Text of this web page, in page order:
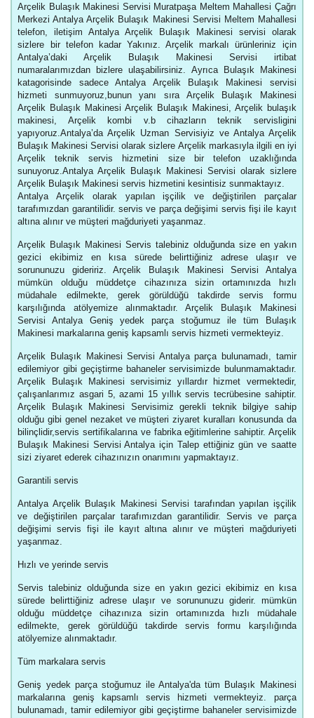
Arçelik Bulaşık Makinesi Servisi Muratpaşa Meltem Mahallesi Çağrı
Merkezi Antalya Arçelik Bulaşık Makinesi Servisi Meltem Mahallesi
telefon, iletişim Antalya Arçelik Bulaşık Makinesi servisi olarak
sizlere bir telefon kadar Yakınız. Arçelik markalı ürünleriniz için
Antalya’daki Arçelik Bulaşık Makinesi Servisi irtibat
numaralarımızdan bizlere ulaşabilirsiniz. Ayrıca Bulaşık Makinesi
katagorisinde sadece Antalya Arçelik Bulaşık Makinesi servisi
hizmeti sunmuyoruz,bunun yanı sıra Arçelik Bulaşık Makinesi
Arçelik Bulaşık Makinesi Arçelik Bulaşık Makinesi, Arçelik bulaşık
makinesi, Arçelik kombi v.b cihazların teknik servisligini
yapıyoruz.Antalya’da Arçelik Uzman Servisiyiz ve Antalya Arçelik
Bulaşık Makinesi Servisi olarak sizlere Arçelik markasıyla ilgili en iyi
Arçelik teknik servis hizmetini size bir telefon uzaklığında
sunuyoruz.Antalya Arçelik Bulaşık Makinesi Servisi olarak sizlere
Arçelik Bulaşık Makinesi servis hizmetini kesintisiz sunmaktayız.
Antalya Arçelik olarak yapılan işçilik ve değiştirilen parçalar
tarafımızdan garantilidir. servis ve parça değişimi servis fişi ile kayıt
altına alınır ve müşteri mağduriyeti yaşanmaz.
Arçelik Bulaşık Makinesi Servis talebiniz olduğunda size en yakın
gezici ekibimiz en kısa sürede belirttiğiniz adrese ulaşır ve
sorununuzu gideririz. Arçelik Bulaşık Makinesi Servisi Antalya
mümkün olduğu müddetçe cihazınıza sizin ortamınızda hızlı
müdahale edilmekte, gerek görüldüğü takdirde servis formu
karşılığında atölyemize alınmaktadır. Arçelik Bulaşık Makinesi
Servisi Antalya Geniş yedek parça stoğumuz ile tüm Bulaşık
Makinesi markalarına geniş kapsamlı servis hizmeti vermekteyiz.
Arçelik Bulaşık Makinesi Servisi Antalya parça bulunamadı, tamir
edilemiyor gibi geçiştirme bahaneler servisimizde bulunmamaktadır.
Arçelik Bulaşık Makinesi servisimiz yıllardır hizmet vermektedir,
çalışanlarımız asgari 5, azami 15 yıllık servis tecrübesine sahiptir.
Arçelik Bulaşık Makinesi Servisimiz gerekli teknik bilgiye sahip
olduğu gibi genel nezaket ve müşteri ziyaret kuralları konusunda da
bilinçlidir,servis sertifikalarına ve fabrika eğitimlerine sahiptir. Arçelik
Bulaşık Makinesi Servisi Antalya için Talep ettiğiniz gün ve saatte
sizi ziyaret ederek cihazınızın onarımını yapmaktayız.
Garantili servis
Antalya Arçelik Bulaşık Makinesi Servisi tarafından yapılan işçilik
ve değiştirilen parçalar tarafımızdan garantilidir. Servis ve parça
değişimi servis fişi ile kayıt altına alınır ve müşteri mağduriyeti
yaşanmaz.
Hızlı ve yerinde servis
Servis talebiniz olduğunda size en yakın gezici ekibimiz en kısa
sürede belirttiğiniz adrese ulaşır ve sorununuzu giderir. mümkün
olduğu müddetçe cihazınıza sizin ortamınızda hızlı müdahale
edilmekte, gerek görüldüğü takdirde servis formu karşılığında
atölyemize alınmaktadır.
Tüm markalara servis
Geniş yedek parça stoğumuz ile Antalya'da tüm Bulaşık Makinesi
markalarına geniş kapsamlı servis hizmeti vermekteyiz. parça
bulunamadı, tamir edilemiyor gibi geçiştirme bahaneler servisimizde